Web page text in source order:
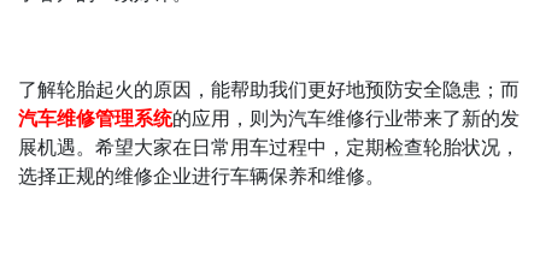
了解轮胎起火的原因，能帮助我们更好地预防安全隐患；而
汽车维修管理系统的应用，则为汽车维修行业带来了新的发
展机遇。希望大家在日常用车过程中，定期检查轮胎状况，
选择正规的维修企业进行车辆保养和维修。